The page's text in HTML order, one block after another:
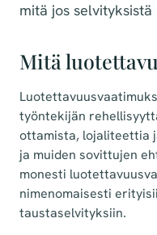
mitä jos
Mitä
työntekijän
ottamista, lojaliteettia
ja muiden sovittujen
monesti
nimenomaisesti
taustaselvityksiin.